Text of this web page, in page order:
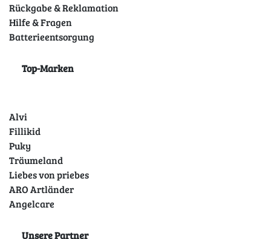
Rückgabe & Reklamation
Hilfe & Fragen
Batterieentsorgung
Top-Marken
Alvi
Fillikid
Puky
Träumeland
Liebes von priebes
ARO Artländer
Angelcare
Unsere Partner